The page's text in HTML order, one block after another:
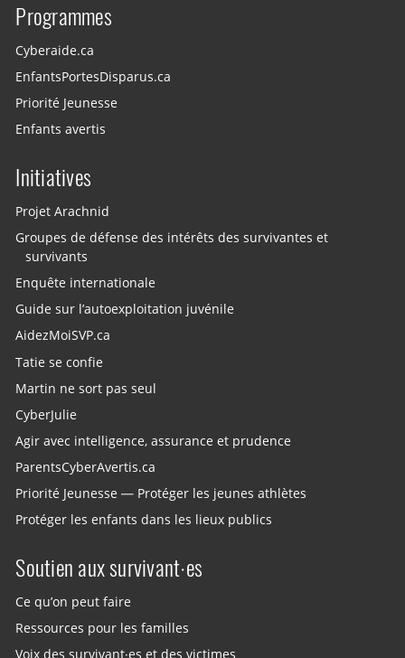
Programmes
Cyberaide.ca
EnfantsPortesDisparus.ca
Priorité Jeunesse
Enfants avertis
Initiatives
Projet Arachnid
Groupes de défense des intérêts des survivantes et
survivants
Enquête internationale
Guide sur l’autoexploitation juvénile
AidezMoiSVP.ca
Tatie se confie
Martin ne sort pas seul
CyberJulie
Agir avec intelligence, assurance et prudence
ParentsCyberAvertis.ca
Priorité Jeunesse — Protéger les jeunes athlètes
Protéger les enfants dans les lieux publics
Soutien aux survivant·es
Ce qu’on peut faire
Ressources pour les familles
Voix des survivant·es et des victimes